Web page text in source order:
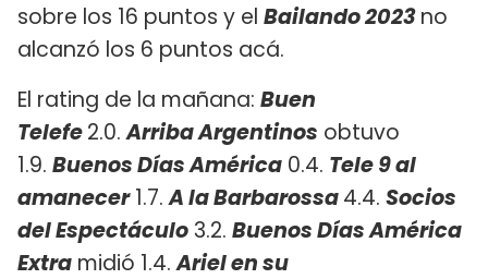
sobre los 16 puntos y el Bailando 2023no
alcanzó los 6 puntos acá.
El rating de la mañana: Buen
Telefe2.0.Arriba Argentinos obtuvo
1.9. Buenos Días América 0.4. Tele 9 al
amanecer1.7.A la Barbarossa4.4. Socios
del Espectáculo 3.2. Buenos Días América
Extra midió 1.4.Ariel en su